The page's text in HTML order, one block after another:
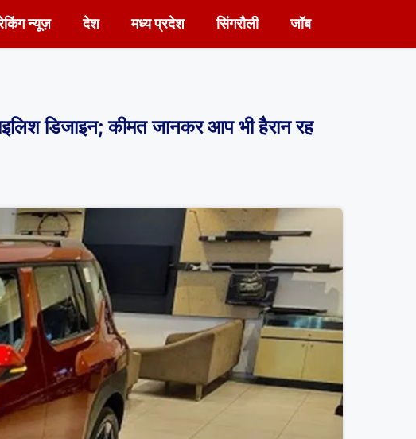
न्यूज़ देश मध्य प्रदेश सिंगरौली जॉब
डिजाइन; कीमत जानकर आप भी हैरान रह